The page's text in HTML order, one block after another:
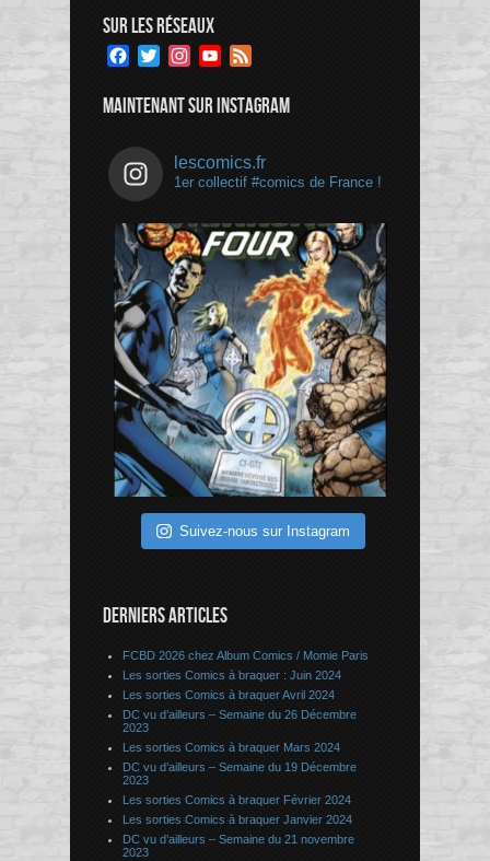
SUR LES RÉSEAUX
Facebook
TwitterInstagramYouTube
MAINTENANT SUR INSTAGRAM
lescomics.fr
1er collectif #comics de France !
Suivez-nous sur Instagram
DERNIERS ARTICLES
FCBD 2026 chez Album Comics / Momie Paris
Les sorties Comics à braquer : Juin 2024
Les sorties Comics à braquer Avril 2024
DC vu d’ailleurs – Semaine du 26 Décembre
2023
Les sorties Comics à braquer Mars 2024
DC vu d’ailleurs – Semaine du 19 Décembre
2023
Les sorties Comics à braquer Février 2024
Les sorties Comics à braquer Janvier 2024
DC vu d’ailleurs – Semaine du 21 novembre
2023